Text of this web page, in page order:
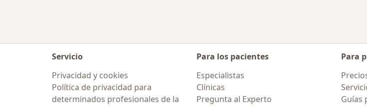
Servicio
Privacidad y cookies
Política de privacidad para
determinados profesionales de la
Para los pacientes
Especialistas
Clínicas
Pregunta al Experto
Para
Guías